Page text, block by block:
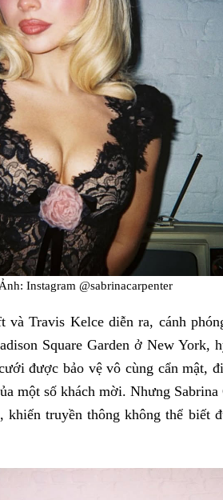
Ảnh: Instagram @sabrinacarpenter
Travis Kelce diễn ra, cánh
Square Garden ở New York,
được bảo vệ vô cùng cẩn mật,
một số khách mời. Nhưng Sabrina
khiến truyền thông không thể biết